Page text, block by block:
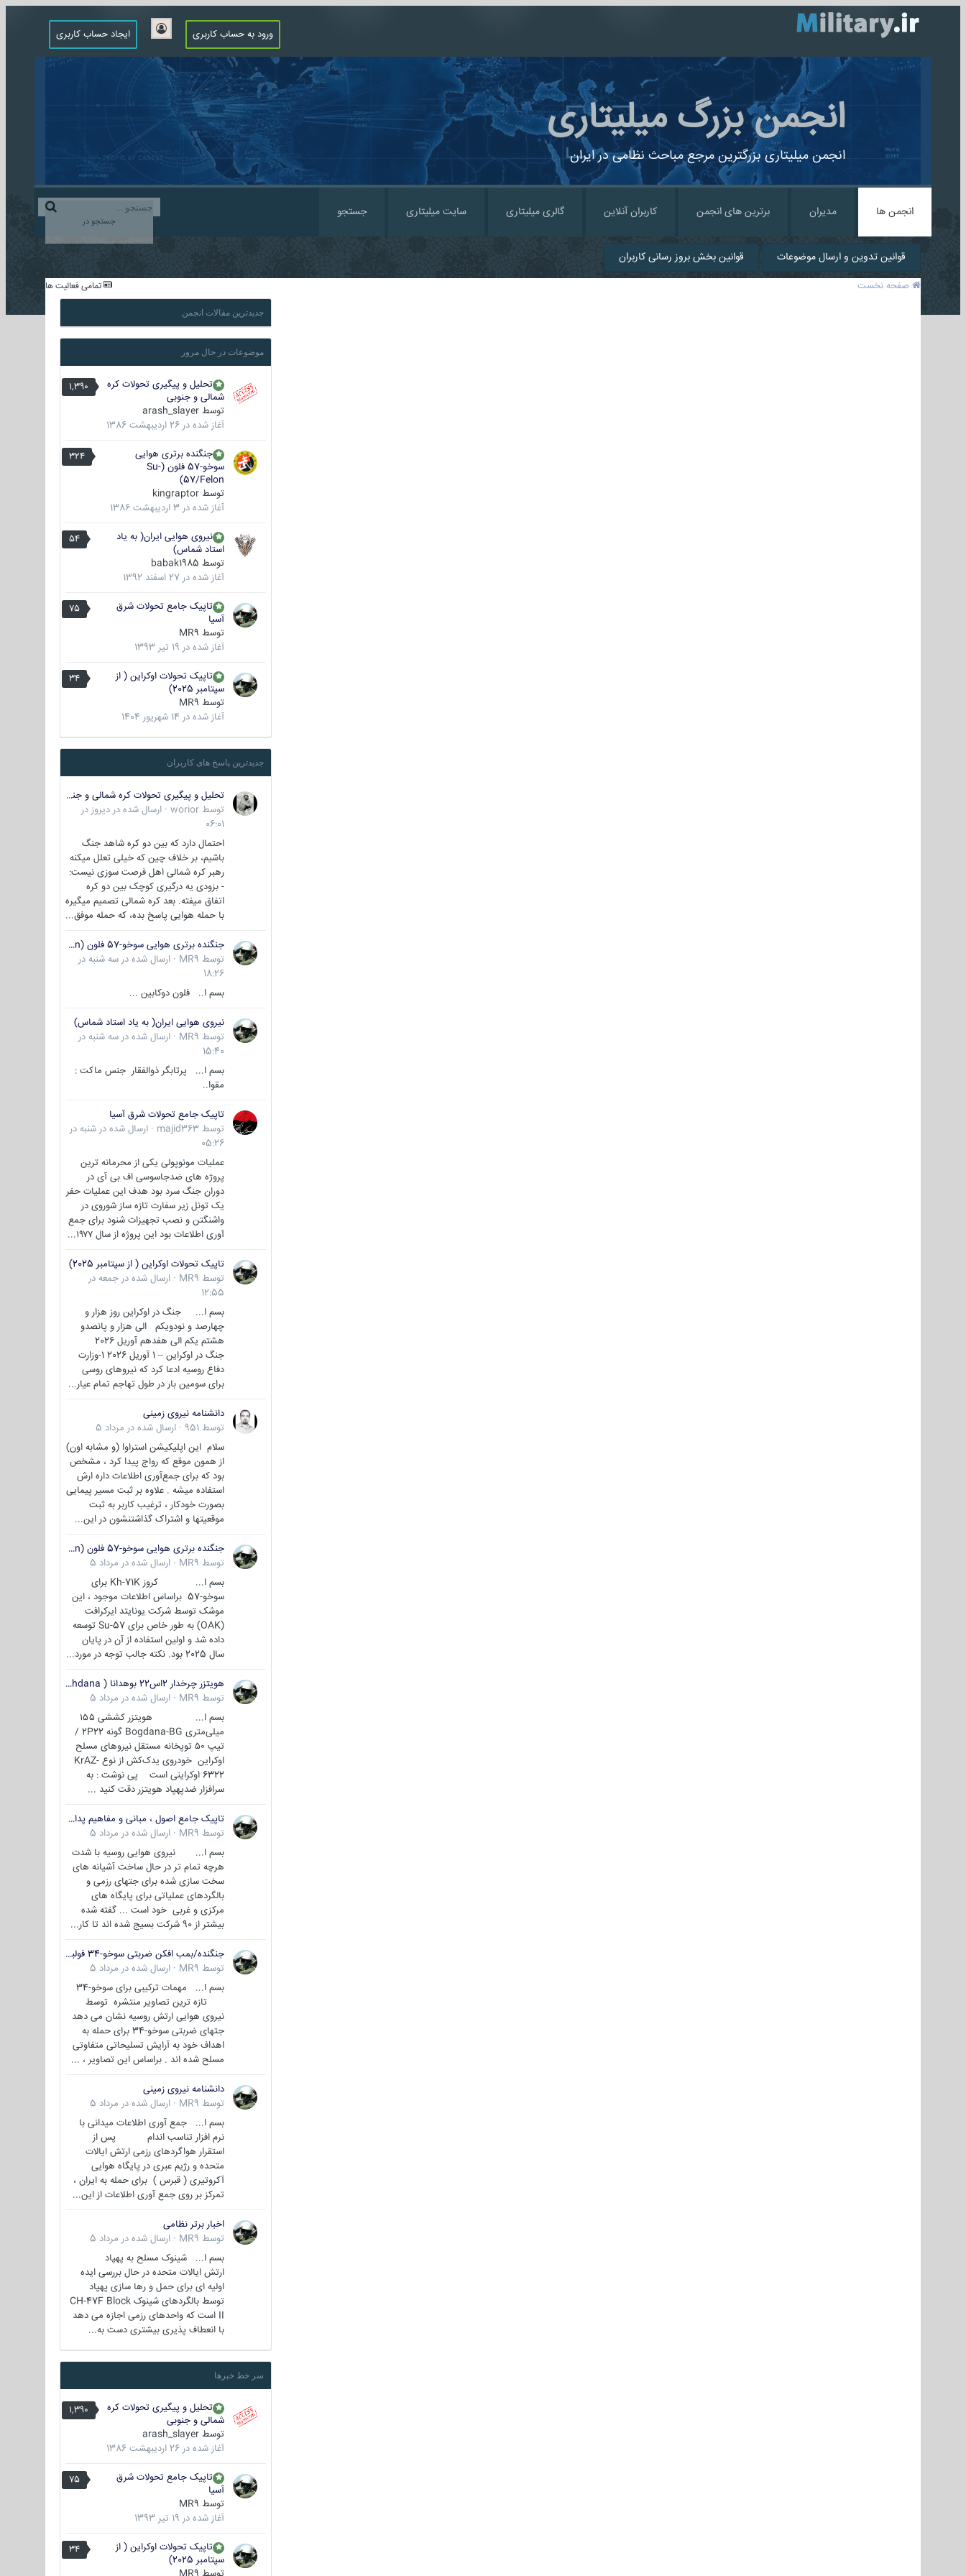
ورود به حساب کاربری ایجاد حساب کاربری
انجمن بزرگ میلیتاری
انجمن میلیتاری بزرگترین مرجع مباحث نظامی در ایران
جستجو در
انجمن ها مدیران برترین های انجمن کاربران آنلاین گالری میلیتاری سایت میلیتاری جستجو
قوانین تدوین و ارسال موضوعات قوانین بخش بروز رسانی کاربران
تمامی فعالیت ها صفحه نخست
جدیدترین مقالات انجمن
موضوعات در حال مرور
1,390
تحلیل و پیگیری تحولات کره
شمالی و جنوبی
توسط arash_slayer
آغاز شده در 26 اردیبهشت 1386
324
جنگنده برتری هوایی
سوخو-57 فلون (Su-
57/Felon)
توسط kingraptor
آغاز شده در 3 اردیبهشت 1386
54
نیروی هوایی ایران( به یاد
استاد شماس)
توسط babak1985
آغاز شده در 27 اسفند 1392
75
تاپیک جامع تحولات شرق
آسیا
توسط MR9
آغاز شده در 19 تیر 1393
34
تاپیک تحولات اوکراین ( از
سپتامبر 2025)
توسط MR9
آغاز شده در 14 شهریور 1404
جدیدترین پاسخ های کاربران
تحلیل و پیگیری تحولات کره شمالی و جنوبی
توسط worior
· ارسال شده در دیروز در
06:01
احتمال دارد که بین دو کره شاهد جنگ
باشیم، بر خلاف چین که خیلی تعلل میکنه
رهبر کره شمالی اهل فرصت سوزی نیست:
- بزودی یه درگیری کوچک بین دو کره
اتفاق میفته. بعد کره شمالی تصمیم میگیره
با حمله هوایی پاسخ بده، که حمله موفق...
جنگنده برتری هوایی سوخو-57 فلون (Su-57/Felon)
توسط MR9
· ارسال شده در سه شنبه در
18:26
بسم ا.. فلون دوکابین ...
نیروی هوایی ایران( به یاد استاد شماس)
توسط MR9
· ارسال شده در سه شنبه در
15:40
بسم ا... پرتابگر ذوالفقار جنس ماکت :
مقوا..
تاپیک جامع تحولات شرق آسیا
توسط majid363
· ارسال شده در شنبه در
05:26
عملیات مونوپولی یکی از محرمانه ترین
پروژه های ضدجاسوسی اف بی آی در
دوران جنگ سرد بود هدف این عملیات حفر
یک تونل زیر سفارت تازه ساز شوروی در
واشنگتن و نصب تجهیزات شنود برای جمع
آوری اطلاعات بود این پروژه از سال ۱۹۷۷...
تاپیک تحولات اوکراین ( از سپتامبر 2025)
توسط MR9
· ارسال شده در جمعه در
12:55
بسم ا... جنگ در اوکراین روز هزار و
چهارصد و نودویکم الی هزار و پانصدو
هشتم یکم الی هفدهم آوریل 2026
جنگ در اوکراین – 1 آوریل 2026 1-وزارت
دفاع روسیه ادعا کرد که نیروهای روسی
برای سومین بار در طول تهاجم تمام عیار...
دانشنامه نیروی زمینی
توسط 951
· ارسال شده در مرداد 5
سلام این اپلیکیشن استراوا (و مشابه اون)
از همون موقع که رواج پیدا کرد ، مشخص
بود که برای جمع‌آوری اطلاعات داره ارش
استفاده میشه . علاوه بر ثبت مسیر پیمایی
بصورت خودکار ، ترغیب کاربر به ثبت
موقعیتها و اشتراک‌ گذاشتنشون در این...
جنگنده برتری هوایی سوخو-57 فلون (Su-57/Felon)
توسط MR9
· ارسال شده در مرداد 5
بسم ا... کروز Kh-71K برای
سوخو-57 براساس اطلاعات موجود ، این
موشک توسط شرکت یونایتد ایرکرافت
(OAK) به طور خاص برای Su-57 توسعه
داده شد و اولین استفاده از آن در پایان
سال 2025 بود. نکته جالب توجه در مورد...
هویتزر چرخدار 2اس22 بوهدانا ( wheeled howitzer 2S22 Bohdana )
توسط MR9
· ارسال شده در مرداد 5
بسم ا... هویتزر کششی ۱۵۵
میلی‌متری Bogdana-BG گونه 2P22 /
تیپ ۵۰ توپخانه مستقل نیروهای مسلح
اوکراین خودروی یدک‌کش از نوع KrAZ-
6322 اوکراینی است پی نوشت : به
سرافزار ضدپهپاد هویتزر دقت کنید ...
تاپیک جامع اصول ، مبانی و مفاهیم پدافند غیر عامل
توسط MR9
· ارسال شده در مرداد 5
بسم ا... نیروی هوایی روسیه با شدت
هرچه تمام تر در حال ساخت آشیانه های
سخت سازی شده برای جتهای رزمی و
بالگردهای عملیاتی برای پایگاه های
مرکزی و غربی خود است ... گفته شده
بیشتر از 90 شرکت بسیج شده اند تا کار...
جنگنده/بمب افکن ضربتی سوخو-34 فولبک ( Sukhoi Su-34/Fullback)
توسط MR9
· ارسال شده در مرداد 5
بسم ا... مهمات ترکیبی برای سوخو-34
تازه ترین تصاویر منتشره توسط
نیروی هوایی ارتش روسیه نشان می دهد
جتهای ضربتی سوخو-34 برای حمله به
اهداف خود به آرایش تسلیحاتی متفاوتی
مسلح شده اند . براساس این تصاویر ، ...
دانشنامه نیروی زمینی
توسط MR9
· ارسال شده در مرداد 5
بسم ا... جمع آوری اطلاعات میدانی با
نرم افزار تناسب اندام پس از
استقرار هواگردهای رزمی ارتش ایالات
متحده و رژیم عبری در پایگاه هوایی
آکروتیری ( قبرس ) برای حمله به ایران ،
تمرکز بر روی جمع آوری اطلاعات از این...
اخبار برتر نظامی
توسط MR9
· ارسال شده در مرداد 5
بسم ا... شینوک مسلح به پهپاد
ارتش ایالات متحده در حال بررسی ایده
اولیه ای برای حمل و رها سازی پهپاد
توسط بالگردهای شینوک CH-47F Block
II است که واحدهای رزمی اجازه می دهد
با انعطاف پذیری بیشتری دست به...
سر خط خبرها
1,390
تحلیل و پیگیری تحولات کره
شمالی و جنوبی
توسط arash_slayer
آغاز شده در 26 اردیبهشت 1386
75
تاپیک جامع تحولات شرق
آسیا
توسط MR9
آغاز شده در 19 تیر 1393
34
تاپیک تحولات اوکراین ( از
سپتامبر 2025)